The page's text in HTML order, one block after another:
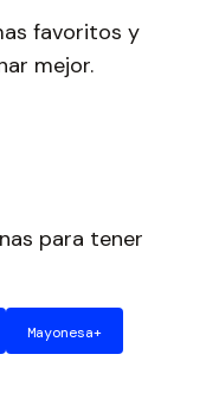
favoritos y
mejor.
para tener
Mayonesa+